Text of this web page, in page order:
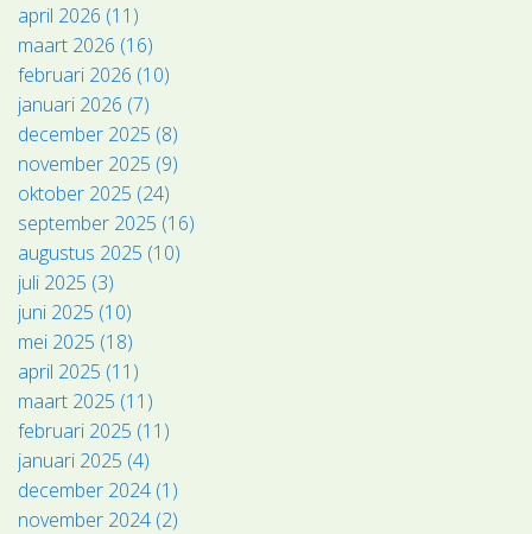
april 2026 (11)
maart 2026 (16)
februari 2026 (10)
januari 2026 (7)
december 2025 (8)
november 2025 (9)
oktober 2025 (24)
september 2025 (16)
augustus 2025 (10)
juli 2025 (3)
juni 2025 (10)
mei 2025 (18)
april 2025 (11)
maart 2025 (11)
februari 2025 (11)
januari 2025 (4)
december 2024 (1)
november 2024 (2)